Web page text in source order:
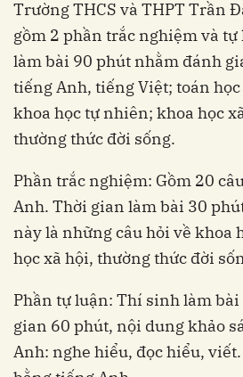
Trường THCS và THPT Trần
gồm 2 phần trắc nghiệm và
làm bài 90 phút nhằm đánh
tiếng Anh, tiếng Việt; toán
khoa học tự nhiên; khoa học
thường thức đời sống.
Phần trắc nghiệm: Gồm 20
Anh. Thời gian làm bài 30
này là những câu hỏi về khoa
học xã hội, thường thức đời
Phần tự luận: Thí sinh làm
gian 60 phút, nội dung khảo
Anh: nghe hiểu, đọc hiểu,